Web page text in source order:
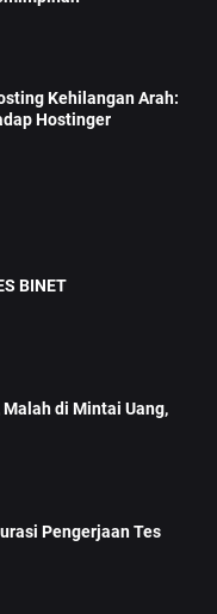
Kehilangan Arah:
Hostinger
BINET
di Mintai Uang,
Pengerjaan Tes